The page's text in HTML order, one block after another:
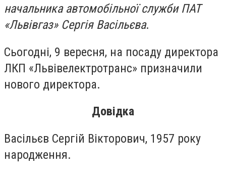
начальника автомобільної служби ПАТ
«Львівгаз» Сергія Васільєва.
Сьогодні, 9 вересня, на посаду директора
ЛКП «Львівелектротранс» призначили
нового директора.
Довідка
Васільєв Сергій Вікторович, 1957 року
народження.